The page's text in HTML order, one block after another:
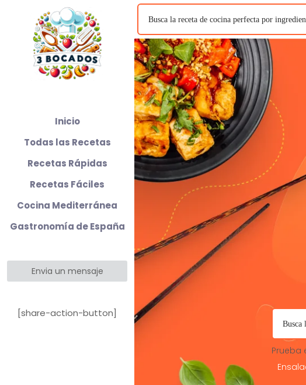
Prueba
Inicio
Todas las Recetas
Recetas Rápidas
Recetas Fáciles
Cocina Mediterránea
Gastronomía de España
Envia un mensaje
[share-action-button]